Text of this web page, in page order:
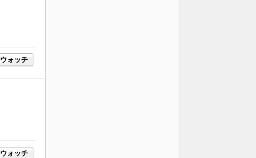
ウォッチ
ウォッチ